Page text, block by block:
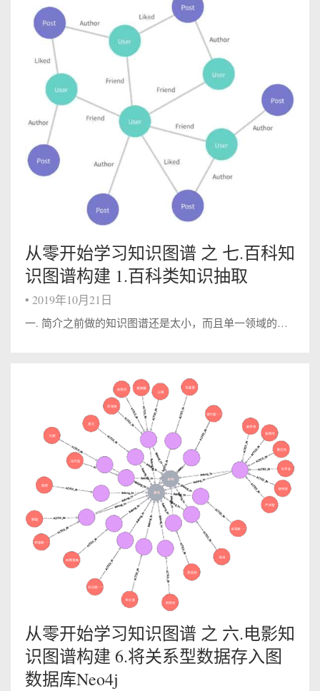
从零开始学习知识图谱 之 七.百科知
识图谱构建 1.百科类知识抽取
• 2019年10月21日
一. 简介之前做的知识图谱还是太小，而且单一领域的图谱构建技术和通用百科类图谱间的技术差别也较大，因此根据前人的论文，尝试构建百科类知识图谱。 为了构建中文百科类知识图谱，我们参考漆桂林老师团队做的zhishi.me。目标是包含百度百...
从零开始学习知识图谱 之 六.电影知
识图谱构建 6.将关系型数据存入图
数据库Neo4j